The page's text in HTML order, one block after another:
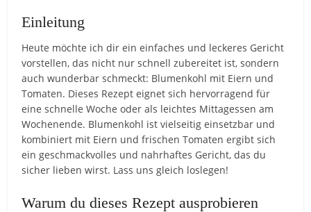
Einleitung
Heute möchte ich dir ein einfaches und leckeres Gericht
vorstellen, das nicht nur schnell zubereitet ist, sondern
auch wunderbar schmeckt: Blumenkohl mit Eiern und
Tomaten. Dieses Rezept eignet sich hervorragend für
eine schnelle Woche oder als leichtes Mittagessen am
Wochenende. Blumenkohl ist vielseitig einsetzbar und
kombiniert mit Eiern und frischen Tomaten ergibt sich
ein geschmackvolles und nahrhaftes Gericht, das du
sicher lieben wirst. Lass uns gleich loslegen!
Warum du dieses Rezept ausprobieren